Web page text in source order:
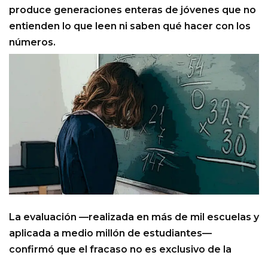
produce generaciones enteras de jóvenes que no
entienden lo que leen ni saben qué hacer con los
números.
La evaluación —realizada en más de mil escuelas y
aplicada a medio millón de estudiantes—
confirmó que el fracaso no es exclusivo de la